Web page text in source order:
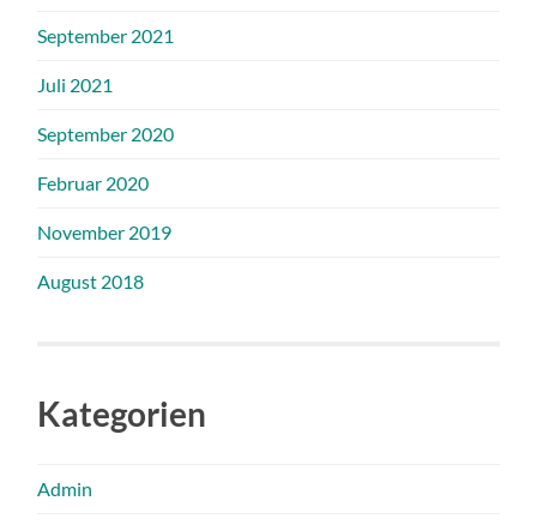
September 2021
Juli 2021
September 2020
Februar 2020
November 2019
August 2018
Kategorien
Admin